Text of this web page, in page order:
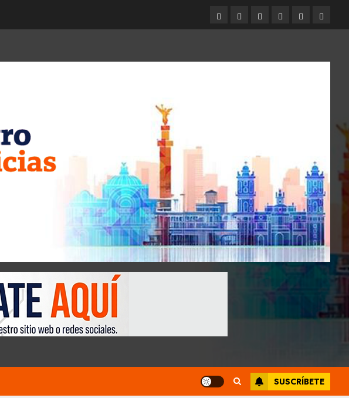
Entrevistas
Espectáculos
Movilidad
Metro
CDMX
Cultura
SUSCRÍBETE